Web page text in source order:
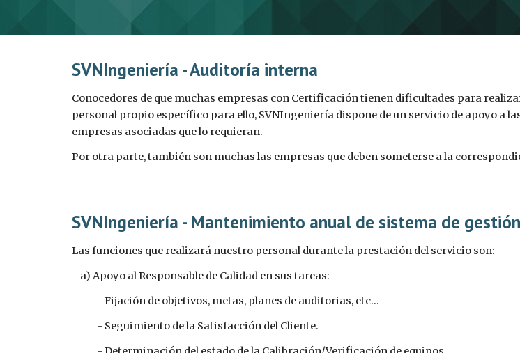
SVNIngeniería - Auditoría interna
Conocedores de que muchas empresas con Certificación tienen dificultades para
personal propio específico para ello, SVNIngeniería dispone de un servicio de apoyo a
empresas asociadas que lo requieran.
Por otra parte, también son muchas las empresas que deben someterse a la
SVNIngeniería - Mantenimiento anual de sistema de
Las funciones que realizará nuestro personal durante la prestación del servicio son:
    a) Apoyo al Responsable de Calidad en sus tareas:
            - Fijación de objetivos, metas, planes de auditorias, etc...
            - Seguimiento de la Satisfacción del Cliente.